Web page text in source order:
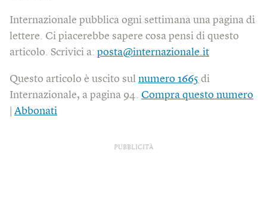
Internazionale pubblica ogni settimana una pagina di
lettere. Ci piacerebbe sapere cosa pensi di questo
articolo. Scrivici a: posta@internazionale.it
Questo articolo è uscito sul numero 1665 di
Internazionale, a pagina 94. Compra questo numero
Abbonati
PUBBLICITÀ